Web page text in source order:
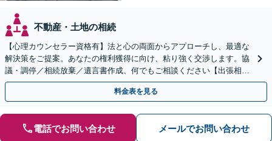
不動産・土地の相続
【心理カウンセラー資格有】法と心の両面からアプローチし、最適な
解決策をご提案。あなたの権利獲得に向け、粘り強く交渉します。協
議・調停／相続放棄／遺言書作成、何でもご相談ください【出張相談
可】【初回相談無料】【佐賀駅1分】
料金表を見る
電話でお問い合わせ メールでお問い合わせ